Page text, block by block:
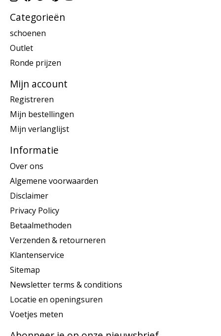
Categorieën
schoenen
Outlet
Ronde prijzen
Mijn account
Registreren
Mijn bestellingen
Mijn verlanglijst
Informatie
Over ons
Algemene voorwaarden
Disclaimer
Privacy Policy
Betaalmethoden
Verzenden & retourneren
Klantenservice
Sitemap
Newsletter terms & conditions
Locatie en openingsuren
Voetjes meten